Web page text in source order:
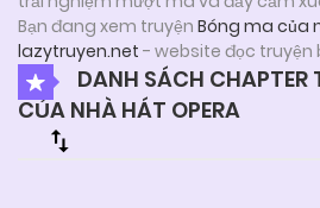
Bạn đang xem truyện Bóng ma của
lazytruyen.net - website đọc truyện
DANH SÁCH CHAPTER
CỦA NHÀ HÁT OPERA